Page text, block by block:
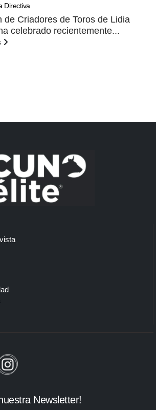
Directiva
de Criadores de Toros de Lidia
celebrado recientemente...
Newsletter!